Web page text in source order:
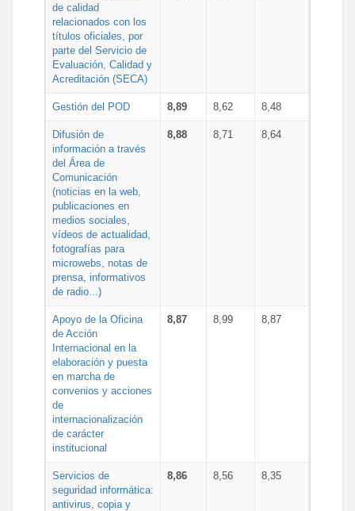
de calidad
relacionados con los
títulos oficiales, por
parte del Servicio de
Evaluación, Calidad y
Acreditación (SECA)
Gestión del POD 8,89 8,62 8,48
Difusión de
información a través
del Área de
Comunicación
(noticias en la web,
publicaciones en
medios sociales,
vídeos de actualidad,
fotografías para
microwebs, notas de
prensa, informativos
de radio...)
8,88 8,71 8,64
Apoyo de la Oficina
de Acción
Internacional en la
elaboración y puesta
en marcha de
convenios y acciones
de
internacionalización
de carácter
institucional
8,87 8,99 8,87
Servicios de
seguridad informática:
antivirus, copia y
8,86 8,56 8,35